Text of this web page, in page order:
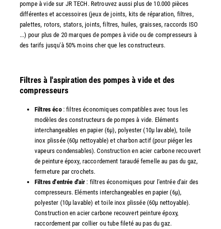
pompe à vide sur JR TECH. Retrouvez aussi plus de 10.000 pièces
différentes et accessoires (jeux de joints, kits de réparation, filtres,
palettes, rotors, stators, joints, filtres, huiles, graisses, raccords ISO
...) pour plus de 20 marques de pompes à vide ou de compresseurs à
des tarifs jusqu'à 50% moins cher que les constructeurs.
Filtres à l'aspiration des pompes à vide et des
compresseurs
Filtres éco: filtres économiques compatibles avec tous les
modèles des constructeurs de pompes à vide. Eléments
interchangeables en papier (6µ), polyester (10µ lavable), toile
inox plissée (60µ nettoyable) et charbon actif (pour piéger les
vapeurs condensables). Construction en acier carbone recouvert
de peinture époxy, raccordement taraudé femelle au pas du gaz,
fermeture par crochets.
Filtres d'entrée d'air : filtres économiques pour l'entrée d'air des
compresseurs. Eléments interchangeables en papier (6µ),
polyester (10µ lavable) et toile inox plissée (60µ nettoyable).
Construction en acier carbone recouvert peinture époxy,
raccordement par collier ou tube fileté au pas du gaz.